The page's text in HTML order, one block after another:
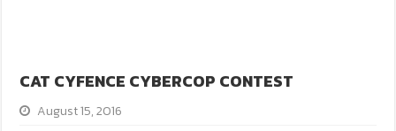
CAT CYFENCE CYBERCOP CONTEST
August 15, 2016